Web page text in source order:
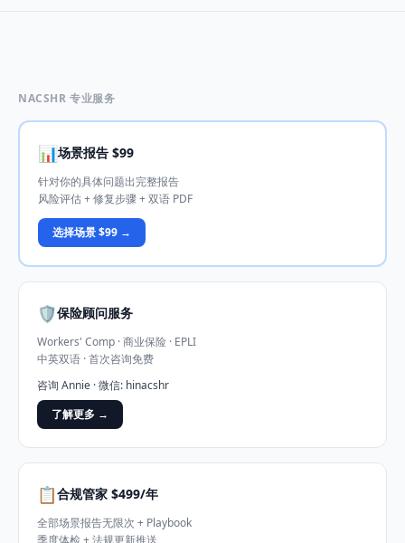
NACSHR 专业服务
📊场景报告 $99
针对你的具体问题出完整报告
风险评估 + 修复步骤 + 双语 PDF
选择场景 $99 →
🛡️保险顾问服务
Workers' Comp · 商业保险 · EPLI
中英双语 · 首次咨询免费
咨询 Annie · 微信: hinacshr
了解更多 →
📋合规管家 $499/年
全部场景报告无限次 + Playbook
季度体检 + 法规更新推送